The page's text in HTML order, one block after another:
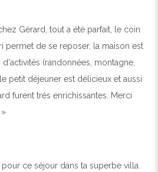
Gérard, tout a été parfait, le coin
permet de se reposer, la maison est
(randonnées, montagne,
petit déjeuner est délicieux et aussi
furent trés enrichissantes. Merci
ce séjour dans ta superbe villa.